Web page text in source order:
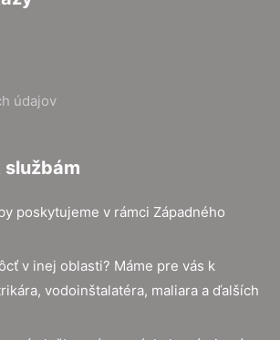
údajov
poskytujeme v rámci Západného
v inej oblasti? Máme pre vás k
vodoinštalatéra, maliara a ďalších